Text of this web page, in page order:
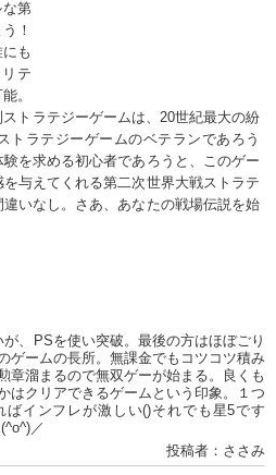
第
！
も
テ
。
トラテジーゲームは、20世紀最大の紛
トラテジーゲームのベテランであろう
を求める初心者であろうと、このゲー
与えてくれる第二次世界大戦ストラテ
いなし。さあ、あなたの戦場伝説を始
、PSを使い突破。最後の方はほぼごり
ゲームの長所。無課金でもコツコツ積み
章溜まるので無双ゲーが始まる。良くも
はクリアできるゲームという印象。１つ
インフレが激しい()それでも星5です
／
投稿者：ささみ